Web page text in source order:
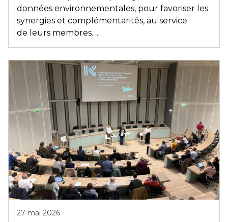
données environnementales, pour favoriser les
synergies et complémentarités, au service
de leurs membres. ...
27 mai 2026